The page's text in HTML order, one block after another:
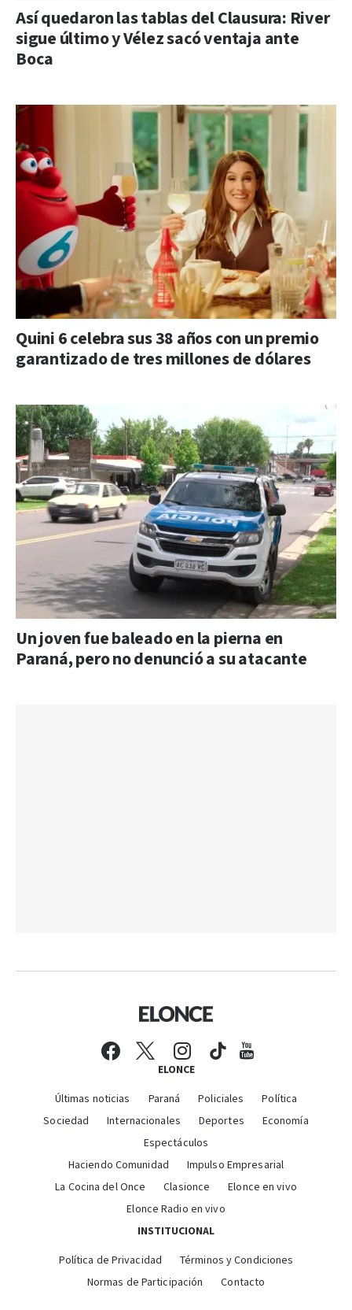
Así quedaron las tablas del Clausura: River
sigue último y Vélez sacó ventaja ante
Boca
Quini 6 celebra sus 38 años con un premio
garantizado de tres millones de dólares
Un joven fue baleado en la pierna en
Paraná, pero no denunció a su atacante
ELONCE
Últimas noticias Paraná Policiales
Política
Sociedad
Internacionales Deportes
Economía
Espectáculos
Haciendo Comunidad
Impulso Empresarial
La Cocina del Once
Clasionce
Elonce en vivo
Elonce Radio en vivo
INSTITUCIONAL
Política de Privacidad
Términos y Condiciones
Normas de Participación
Contacto